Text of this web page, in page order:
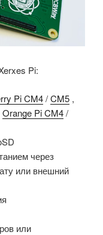
Pi:
Pi CM4/CM5 ,
Orange Pi CM4/
через
или внешний
или